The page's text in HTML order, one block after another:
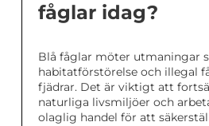
fåglar idag?
Blå fåglar möter utmaningar
habitatförstörelse och illegal
fjädrar. Det är viktigt att
naturliga livsmiljöer och
olaglig handel för att